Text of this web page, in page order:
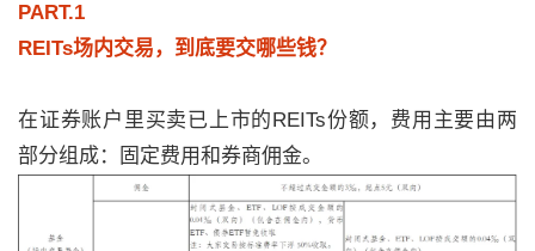
PART.1
REITs场内交易，到底要交哪些钱？
在证券账户里买卖已上市的REITs份额，费用主要由两
部分组成：固定费用和券商佣金。